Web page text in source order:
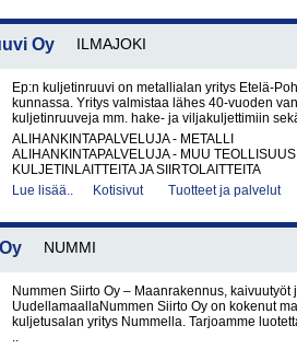
Oy ILMAJOKI
Ep:n kuljetinruuvi on metallialan yritys Etelä-
kunnassa. Yritys valmistaa lähes 40-vuoden
kuljetinruuveja mm. hake- ja viljakuljettimiin
ALIHANKINTAPALVELUJA - METALLI
ALIHANKINTAPALVELUJA - MUU TEOLLISUUS
KULJETINLAITTEITA JA SIIRTOLAITTEITA
Lue lisää..
Kotisivut Tuotteet ja palvelut
NUMMI
Nummen Siirto Oy – Maanrakennus,
UudellamaallaNummen Siirto Oy on kokenut
kuljetusalan yritys Nummella. Tarjoamme
..